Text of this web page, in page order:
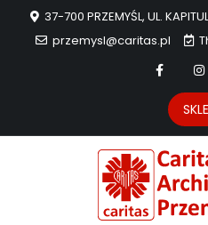
37-700 PRZEMYŚL, UL.
przemysl@caritas.pl